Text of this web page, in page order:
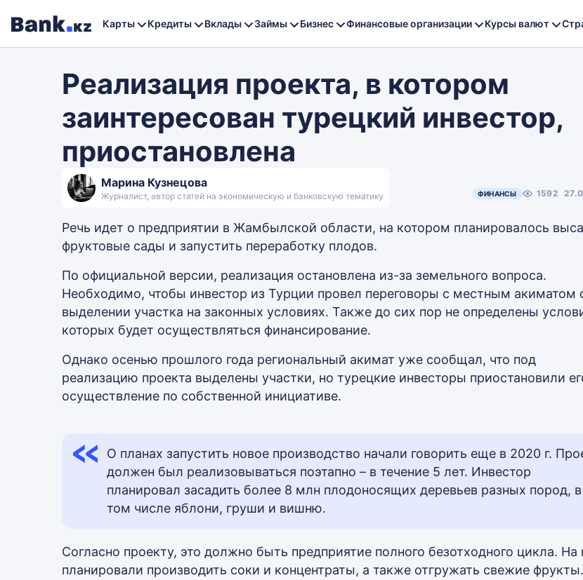
Карты Кредиты Вклады Займы Бизнес Финансовые организации Курсы валют
Реализация проекта, в котором
заинтересован турецкий инвестор,
приостановлена
Марина Кузнецова
Журналист, автор статей на экономическую и банковскую тематику ФИНАНСЫ 1592
Речь идет о предприятии в Жамбылской области, на котором планировалось
фруктовые сады и запустить переработку плодов.
По официальной версии, реализация остановлена из-за земельного вопроса.
Необходимо, чтобы инвестор из Турции провел переговоры с местным акиматом
выделении участка на законных условиях. Также до сих пор не определены
которых будет осуществляться финансирование.
Однако осенью прошлого года региональный акимат уже сообщал, что под
реализацию проекта выделены участки, но турецкие инвесторы приостановили
осуществление по собственной инициативе.
О планах запустить новое производство начали говорить еще в 2020 г.
должен был реализовываться поэтапно – в течение 5 лет. Инвестор
планировал засадить более 8 млн плодоносящих деревьев разных пород, в
том числе яблони, груши и вишню.
Согласно проекту, это должно быть предприятие полного безотходного цикла. На
планировали производить соки и концентраты, а также отгружать свежие фрукты.